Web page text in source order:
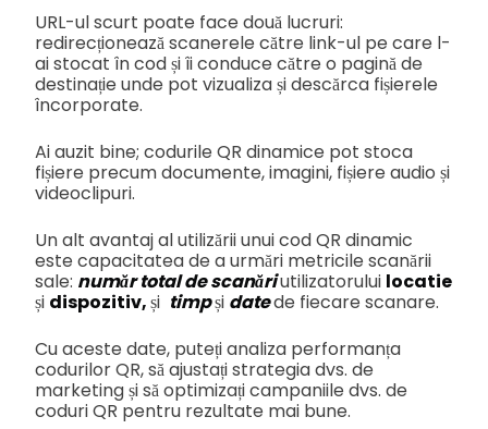
URL-ul scurt poate face două lucruri:
redirecționează scanerele către link-ul pe care l-
ai stocat în cod și îi conduce către o pagină de
destinație unde pot vizualiza și descărca fișierele
încorporate.
Ai auzit bine; codurile QR dinamice pot stoca
fișiere precum documente, imagini, fișiere audio și
videoclipuri.
Un alt avantaj al utilizării unui cod QR dinamic
este capacitatea de a urmări metricile scanării
sale: număr total de scanăriutilizatorului locatie
și dispozitiv,și timpși datede fiecare scanare.
Cu aceste date, puteți analiza performanța
codurilor QR, să ajustați strategia dvs. de
marketing și să optimizați campaniile dvs. de
coduri QR pentru rezultate mai bune.